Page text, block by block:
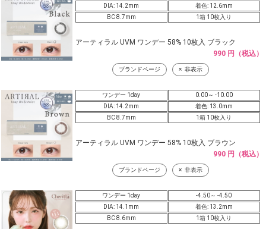
DIA: 14.2mm
着色: 12.6mm
BC 8.7mm
1箱 10枚入り
アーティラル UVM ワンデー 58% 10枚入 ブラック
990 円（税込）
ブランドページ 非表示
ワンデー 1day
0.00～ -10.00
DIA: 14.2mm
着色: 13.0mm
BC 8.7mm
1箱 10枚入り
アーティラル UVM ワンデー 58% 10枚入 ブラウン
990 円（税込）
ブランドページ 非表示
ワンデー 1day
-4.50～ -4.50
DIA: 14.1mm
着色: 13.2mm
BC 8.6mm
1箱 10枚入り